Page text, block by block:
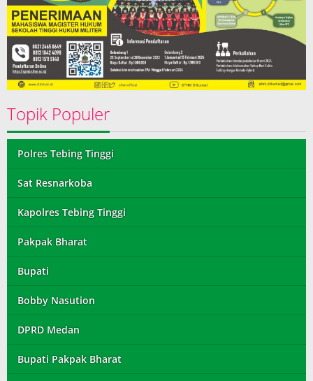
Topik Populer
Polres Tebing Tinggi
Sat Resnarkoba
Kapolres Tebing Tinggi
Pakpak Bharat
Bupati
Bobby Nasution
DPRD Medan
Bupati Pakpak Bharat